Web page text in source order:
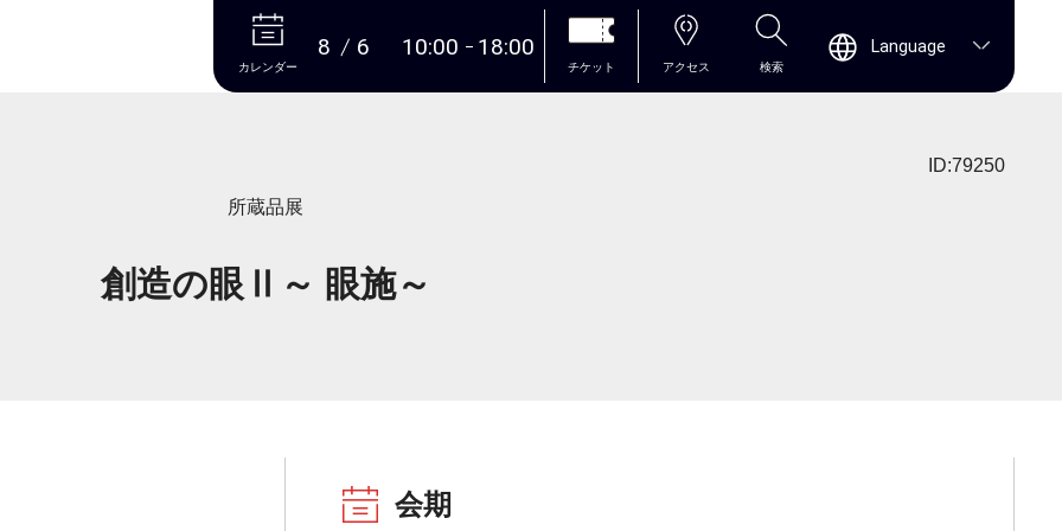
本文へ
カレンダー
8 6 10:00 18:00
チケット アクセス 検索
Language
ID:79250
所蔵品展
創造の眼Ⅱ～ 眼施～
会期